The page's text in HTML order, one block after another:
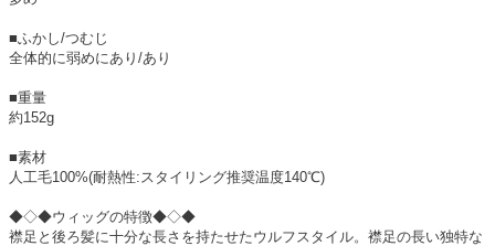
■ふかし/つむじ
全体的に弱めにあり/あり
■重量
約152g
■素材
人工毛100%(耐熱性:スタイリング推奨温度140℃)
◆◇◆ウィッグの特徴◆◇◆
襟足と後ろ髪に十分な長さを持たせたウルフスタイル。襟足の長い独特な